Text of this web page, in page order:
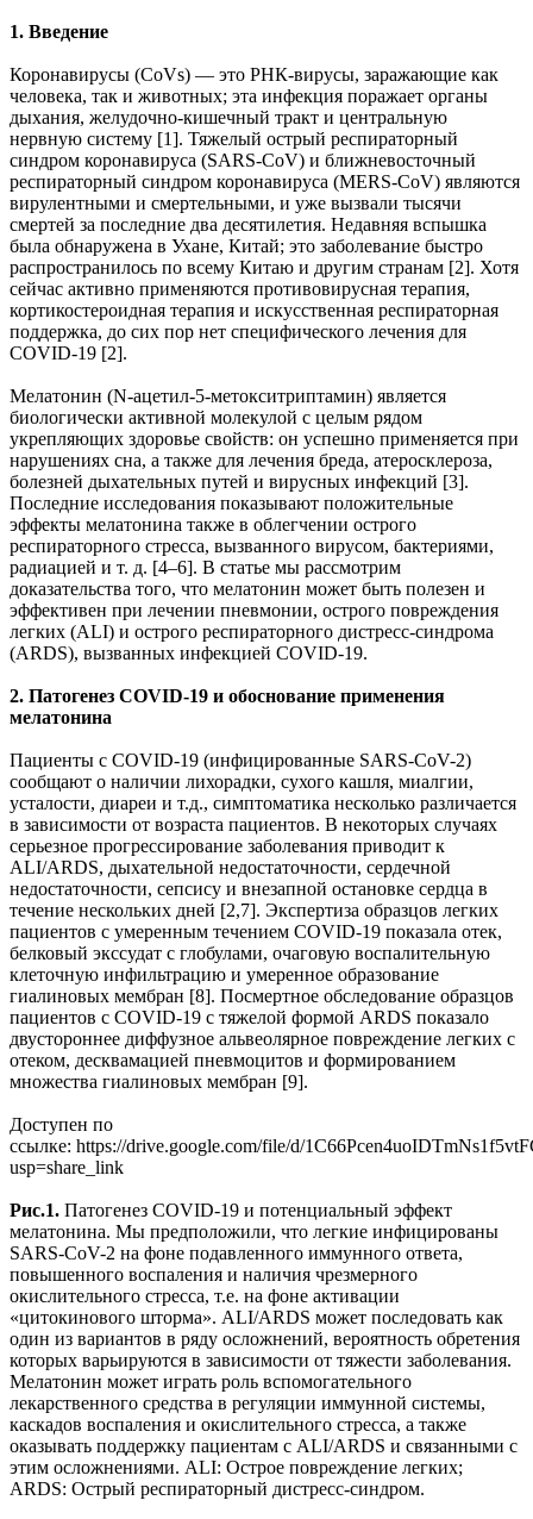
1. Введение
Коронавирусы (CoVs) — это РНК-вирусы, заражающие как
человека, так и животных; эта инфекция поражает органы
дыхания, желудочно-кишечный тракт и центральную
нервную систему [1]. Тяжелый острый респираторный
синдром коронавируса (SARS-CoV) и ближневосточный
респираторный синдром коронавируса (MERS-CoV) являются
вирулентными и смертельными, и уже вызвали тысячи
смертей за последние два десятилетия. Недавняя вспышка
была обнаружена в Ухане, Китай; это заболевание быстро
распространилось по всему Китаю и другим странам [2]. Хотя
сейчас активно применяются противовирусная терапия,
кортикостероидная терапия и искусственная респираторная
поддержка, до сих пор нет специфического лечения для
COVID-19 [2].
Мелатонин (N-ацетил-5-метокситриптамин) является
биологически активной молекулой с целым рядом
укрепляющих здоровье свойств: он успешно применяется при
нарушениях сна, а также для лечения бреда, атеросклероза,
болезней дыхательных путей и вирусных инфекций [3].
Последние исследования показывают положительные
эффекты мелатонина также в облегчении острого
респираторного стресса, вызванного вирусом, бактериями,
радиацией и т. д. [4–6]. В статье мы рассмотрим
доказательства того, что мелатонин может быть полезен и
эффективен при лечении пневмонии, острого повреждения
легких (ALI) и острого респираторного дистресс-синдрома
(ARDS), вызванных инфекцией COVID-19.
2. Патогенез COVID-19 и обоснование применения
мелатонина
Пациенты с COVID-19 (инфицированные SARS-CoV-2)
сообщают о наличии лихорадки, сухого кашля, миалгии,
усталости, диареи и т.д., симптоматика несколько различается
в зависимости от возраста пациентов. В некоторых случаях
серьезное прогрессирование заболевания приводит к
ALI/ARDS, дыхательной недостаточности, сердечной
недостаточности, сепсису и внезапной остановке сердца в
течение нескольких дней [2,7]. Экспертиза образцов легких
пациентов с умеренным течением COVID-19 показала отек,
белковый экссудат с глобулами, очаговую воспалительную
клеточную инфильтрацию и умеренное образование
гиалиновых мембран [8]. Посмертное обследование образцов
пациентов с COVID-19 с тяжелой формой ARDS показало
двустороннее диффузное альвеолярное повреждение легких с
отеком, десквамацией пневмоцитов и формированием
множества гиалиновых мембран [9].
Доступен по
ссылке: https://drive.google.com/file/d/
usp=share_link
Рис.1. Патогенез COVID-19 и потенциальный эффект
мелатонина. Мы предположили, что легкие инфицированы
SARS-CoV-2 на фоне подавленного иммунного ответа,
повышенного воспаления и наличия чрезмерного
окислительного стресса, т.е. на фоне активации
«цитокинового шторма». ALI/ARDS может последовать как
один из вариантов в ряду осложнений, вероятность обретения
которых варьируются в зависимости от тяжести заболевания.
Мелатонин может играть роль вспомогательного
лекарственного средства в регуляции иммунной системы,
каскадов воспаления и окислительного стресса, а также
оказывать поддержку пациентам с ALI/ARDS и связанными с
этим осложнениями. ALI: Острое повреждение легких;
ARDS: Острый респираторный дистресс-синдром.